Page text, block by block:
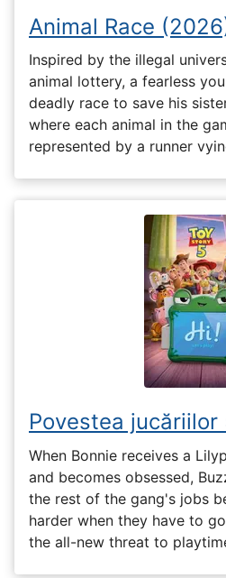
Animal Race
Inspired by the illegal
animal lottery, a fearless
deadly race to save his
where each animal in the
represented by a runner
Povestea
When Bonnie receives a
and becomes obsessed,
the rest of the gang's jobs
harder when they have to
the all-new threat to